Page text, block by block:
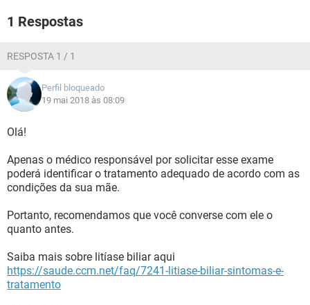
1 Respostas
RESPOSTA 1 / 1
Perfil bloqueado
19 mai 2018 às 08:09
Olá!
Apenas o médico responsável por solicitar esse exame
poderá identificar o tratamento adequado de acordo com as
condições da sua mãe.
Portanto, recomendamos que você converse com ele o
quanto antes.
Saiba mais sobre litíase biliar aqui
https://saude.ccm.net/faq/7241-litiase-biliar-sintomas-e-
tratamento